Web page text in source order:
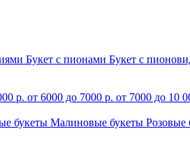
Букет с пионами Букет с
р. от 6000 до 7000 р. от 7000 до 10
букеты Малиновые букеты Розовые